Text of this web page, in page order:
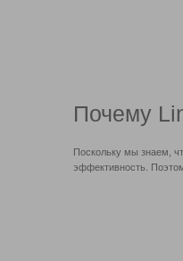
Почему
Поскольку мы знаем,
эффективность.